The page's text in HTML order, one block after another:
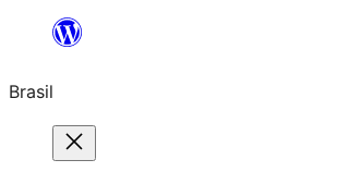
o
conteúdo
Brasil